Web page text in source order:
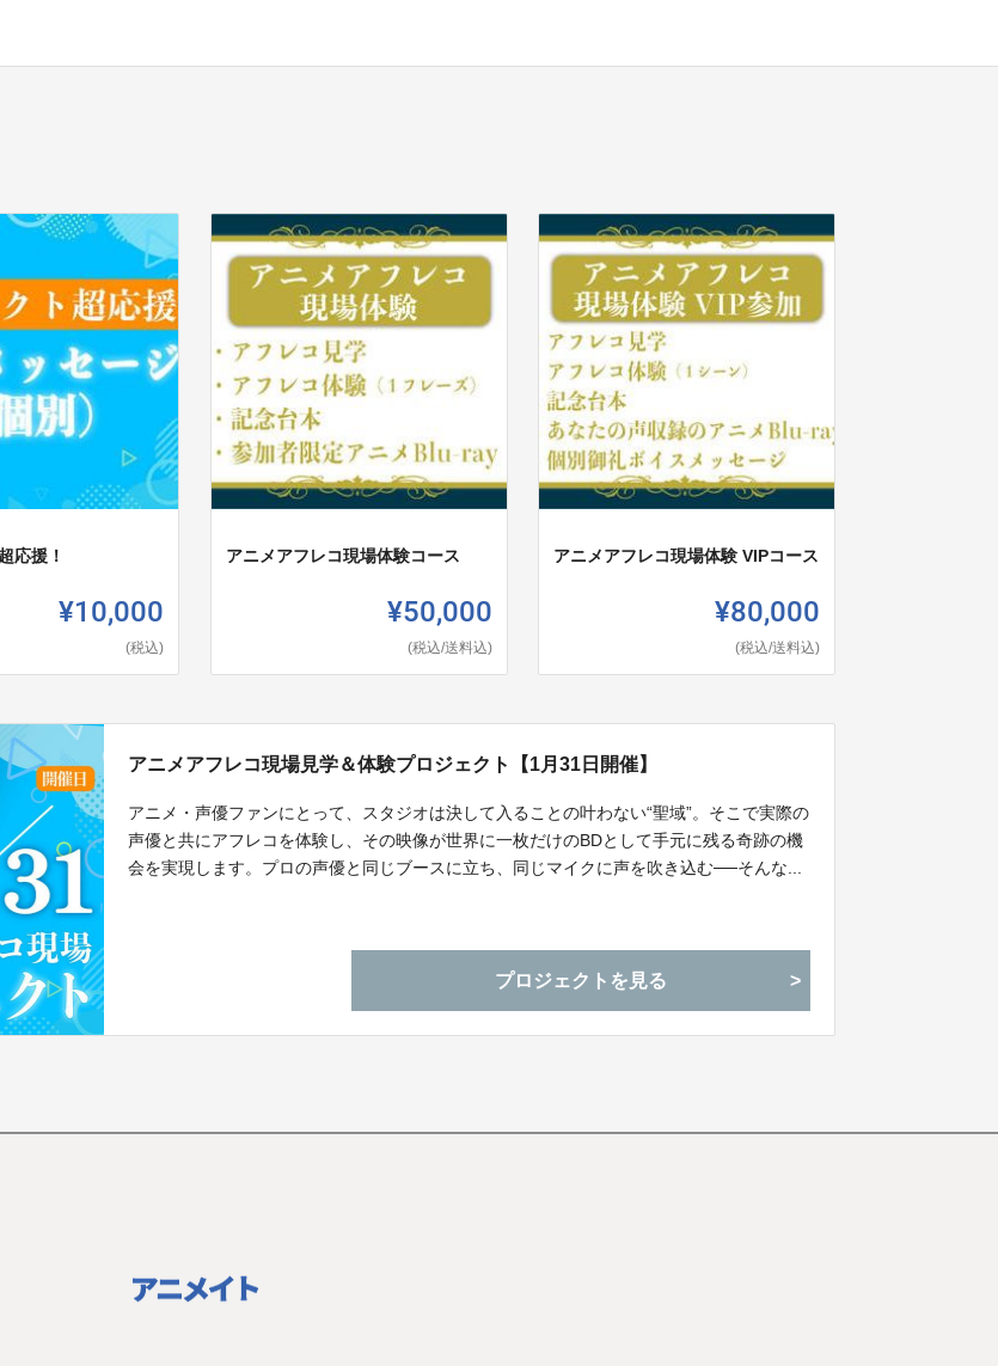
応援！
¥10,000
(税込)
アニメアフレコ現場体験コース
¥50,000
(税込/送料込)
アニメアフレコ現場体験 VIPコース
¥80,000
(税込/送料込)
アニメアフレコ現場見学＆体験プロジェクト【1月31日開催】
アニメ・声優ファンにとって、スタジオは決して入ることの叶わない“聖域”。そこで実際の
声優と共にアフレコを体験し、その映像が世界に一枚だけのBDとして手元に残る奇跡の機
会を実現します。プロの声優と同じブースに立ち、同じマイクに声を吹き込む──そんな...
プロジェクトを見る